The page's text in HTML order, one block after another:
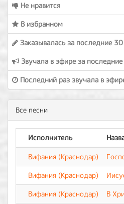
Не нравится
В избранном
Заказывалась за последние
Звучала в эфире за
Последний раз звучала в
Все песни
Исполнитель
Вифания (Краснодар)
Вифания (Краснодар)
Вифания (Краснодар)
В